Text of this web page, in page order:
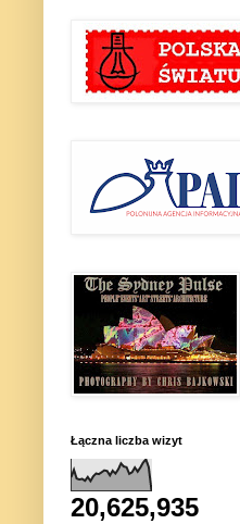
Łączna liczba wizyt
20,625,935